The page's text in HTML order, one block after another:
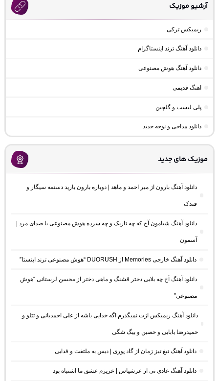
آرشیو موزیک
ریمیکس ترکی
دانلود آهنگ ترند اینستاگرام
دانلود آهنگ هوش مصنوعی
اهنگ قدیمی
پلی لیست و گلچین
دانلود مداحی و نوحه جدید
موزیک های جدید
دانلود آهنگ بارون از میر احمد و ماهد | دوباره بارون بارید دستمه سیگار و
فندک
دانلود آهنگ شبامون آخ که چه تاریک و چه سرده هوش مصنوعی با صدای مرد |
آسمون
دانلود آهنگ خارجی Memories از DUORUSH “هوش مصنوعی ترند اینستا”
دانلود آهنگ آخ چه بلایی دختر قشنگ و ماهی دختر از محسن لرستانی “هوش
مصنوعی”
دانلود آهنگ ریمیکس ازت نمیگذرم اگه خدایی باشه از علی احمدیانی و تتلو و
حمیدرضا بابایی و حصین و بیگ شگی
دانلود آهنگ تیغ تیز زمان از گاد پوری | دیس به ملتفت و فدایی
دانلود آهنگ عادی نی از عرشیاس | عزیزم عشق ما اشتباه بود